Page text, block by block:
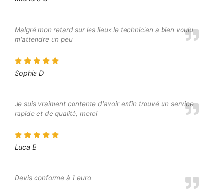
Malgré mon retard sur les lieux le technicien a bien voulu
m'attendre un peu
Sophia D
Je suis vraiment contente d'avoir enfin trouvé un service
rapide et de qualité, merci
Luca B
Devis conforme à 1 euro